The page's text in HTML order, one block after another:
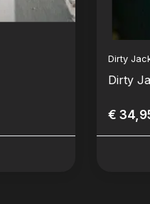
Dirty
Dirty
€